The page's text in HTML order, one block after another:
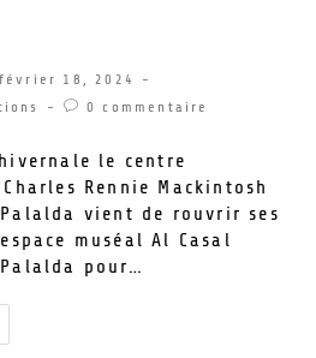
février 18, 2024
0 commentaire
le centre
Rennie Mackintosh
vient de rouvrir ses
muséal Al Casal
pour…